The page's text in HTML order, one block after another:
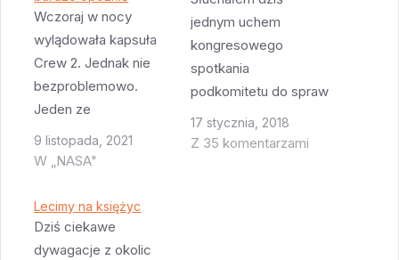
Wczoraj w nocy
wylądowała kapsuła
Crew 2. Jednak nie
bezproblemowo.
Jeden ze
spadochronów nie
otworzył się
szybko. NASA
twierdzi że widzieli
takie zjawisko
9 listopada, 2021
W „NASA"
jednym uchem
kongresowego
spotkania
podkomitetu do spraw
kosmosu i pojawiło się
tam kilka
17 stycznia, 2018
Z 35 komentarzami
Lecimy na księżyc
Dziś ciekawe
dywagacje z okolic